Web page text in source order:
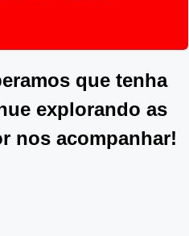
que tenha
explorando as
nos acompanhar!